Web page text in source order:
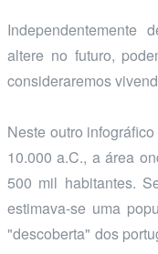
altere no futuro,
consideraremos
Neste outro
10.000 a.C., a área
500 mil habitantes.
estimava-se uma
"descoberta" dos